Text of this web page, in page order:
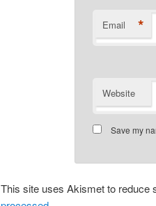
Email *
Website
Save my
This site uses Akismet to reduce